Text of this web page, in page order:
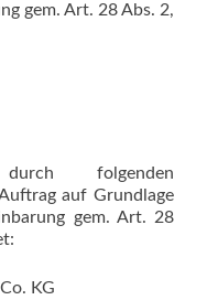
gem. Art. 28 Abs. 2,
folgenden
auf Grundlage
gem. Art. 28
KG